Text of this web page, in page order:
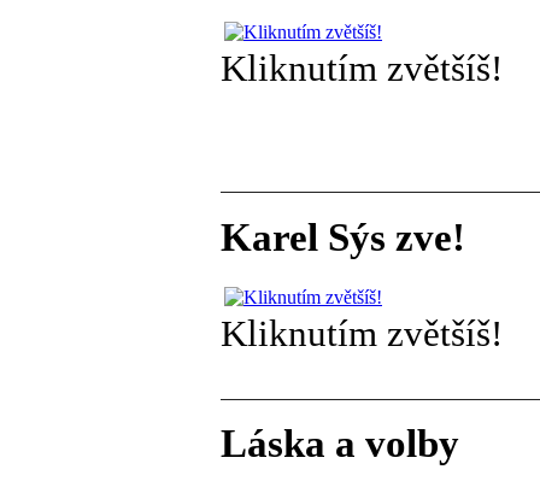
Kliknutím zvětšíš!
Karel Sýs zve!
Kliknutím zvětšíš!
Láska a volby